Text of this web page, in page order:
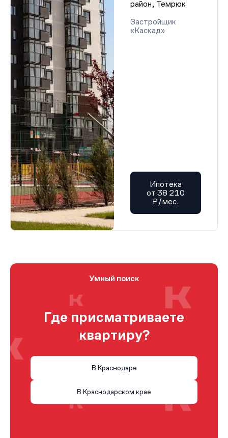
район, Темрюк
Застройщик
«Каскад»
Ипотека
от 38 210
₽/мес.
Умный поиск
Где присматриваете
квартиру?
В Краснодаре
В Краснодарском крае